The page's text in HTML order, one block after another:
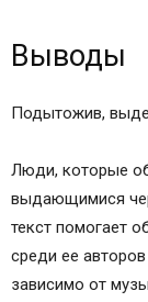
Выводы
Подытожив,
Люди, которые
выдающимися
текст помогает
среди ее
зависимо от